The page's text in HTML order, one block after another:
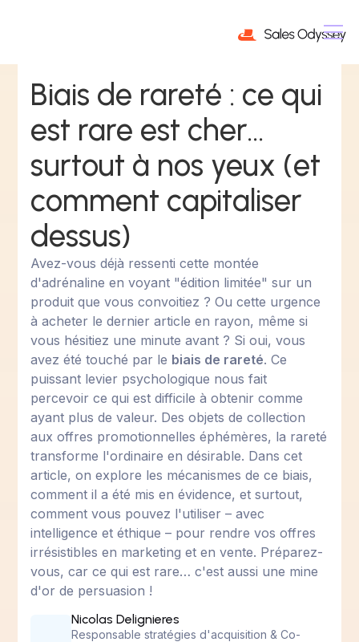
Biais de rareté : ce qui
est rare est cher...
surtout à nos yeux (et
comment capitaliser
dessus)
Avez-vous déjà ressenti cette montée
d'adrénaline en voyant "édition limitée" sur un
produit que vous convoitiez ? Ou cette urgence
à acheter le dernier article en rayon, même si
vous hésitiez une minute avant ? Si oui, vous
avez été touché par le biais de rareté. Ce
puissant levier psychologique nous fait
percevoir ce qui est difficile à obtenir comme
ayant plus de valeur. Des objets de collection
aux offres promotionnelles éphémères, la rareté
transforme l'ordinaire en désirable. Dans cet
article, on explore les mécanismes de ce biais,
comment il a été mis en évidence, et surtout,
comment vous pouvez l'utiliser – avec
intelligence et éthique – pour rendre vos offres
irrésistibles en marketing et en vente. Préparez-
vous, car ce qui est rare… c'est aussi une mine
d'or de persuasion !
Nicolas Delignieres
Responsable stratégies d'acquisition & Co-